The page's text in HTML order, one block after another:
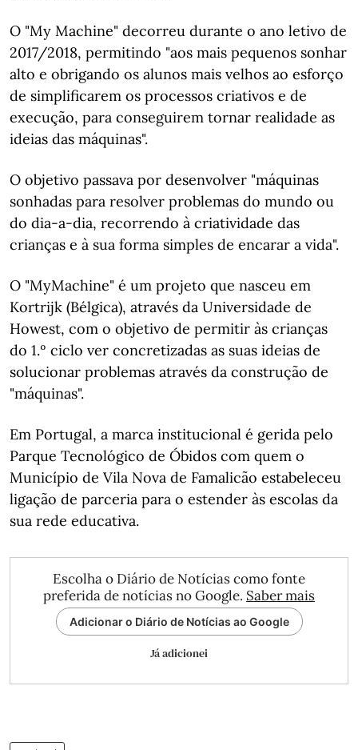
O "My Machine" decorreu durante o ano letivo de
2017/2018, permitindo "aos mais pequenos sonhar
alto e obrigando os alunos mais velhos ao esforço
de simplificarem os processos criativos e de
execução, para conseguirem tornar realidade as
ideias das máquinas".
O objetivo passava por desenvolver "máquinas
sonhadas para resolver problemas do mundo ou
do dia-a-dia, recorrendo à criatividade das
crianças e à sua forma simples de encarar a vida".
O "MyMachine" é um projeto que nasceu em
Kortrijk (Bélgica), através da Universidade de
Howest, com o objetivo de permitir às crianças
do 1.º ciclo ver concretizadas as suas ideias de
solucionar problemas através da construção de
"máquinas".
Em Portugal, a marca institucional é gerida pelo
Parque Tecnológico de Óbidos com quem o
Município de Vila Nova de Famalicão estabeleceu
ligação de parceria para o estender às escolas da
sua rede educativa.
Escolha o Diário de Notícias como fonte
preferida de notícias no Google. Saber mais
Adicionar o Diário de Notícias ao Google
Já adicionei